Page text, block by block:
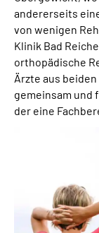
andererseits
von wenigen
Klinik Bad
orthopädische
Ärzte aus
gemeinsam und
der eine